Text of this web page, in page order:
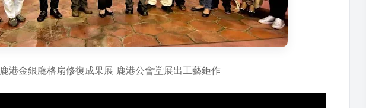
鹿港金銀廳格扇修復成果展 鹿港公會堂展出工藝鉅作